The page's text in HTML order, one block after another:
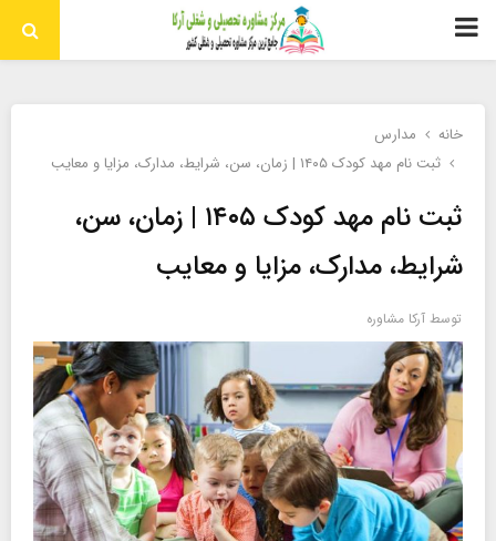
منوی
خانه
مدارس
ثبت نام مهد کودک ۱۴۰۵ | زمان، سن، شرایط، مدارک، مزایا و معایب
ثبت نام مهد کودک ۱۴۰۵ | زمان، سن،
شرایط، مدارک، مزایا و معایب
توسط آرکا مشاوره